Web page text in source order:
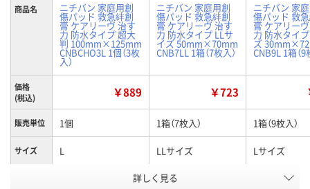
商品名 ニチバン 家庭用創
傷パッド 救急絆創
膏 ケアリーヴ 治す
力 防水タイプ 超大
判 100mm×125mm
CNBCHO3L 1個（3枚
入）
ニチバン 家庭用創
傷パッド 救急絆創
膏 ケアリーヴ 治す
力 防水タイプ LLサ
イズ 50mm×70mm
CNB7LL 1箱（7枚入）
ニチバン 家
傷パッド 救
膏 ケアリー
力 防水タイ
ズ
CNB9L 1箱（9
価格
(税込)
￥889 ￥723
販売単位 1個 1箱（7枚入） 1箱（9枚入）
サイズ L LLサイズ Lサイズ
2719977 2720305
詳しく見る